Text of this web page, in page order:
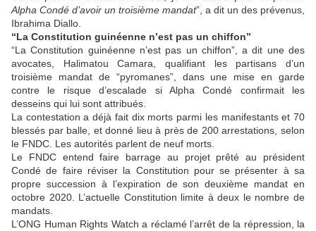
Alpha Condé d’avoir un troisième mandat”, a dit un des prévenus,
Ibrahima Diallo.
“La Constitution guinéenne n’est pas un chiffon”
“La Constitution guinéenne n’est pas un chiffon”, a dit une des
avocates, Halimatou Camara, qualifiant les partisans d’un
troisième mandat de “pyromanes”, dans une mise en garde
contre le risque d’escalade si Alpha Condé confirmait les
desseins qui lui sont attribués.
La contestation a déjà fait dix morts parmi les manifestants et 70
blessés par balle, et donné lieu à près de 200 arrestations, selon
le FNDC. Les autorités parlent de neuf morts.
Le FNDC entend faire barrage au projet prêté au président
Condé de faire réviser la Constitution pour se présenter à sa
propre succession à l’expiration de son deuxième mandat en
octobre 2020. L’actuelle Constitution limite à deux le nombre de
mandats.
L’ONG Human Rights Watch a réclamé l’arrêt de la répression, la